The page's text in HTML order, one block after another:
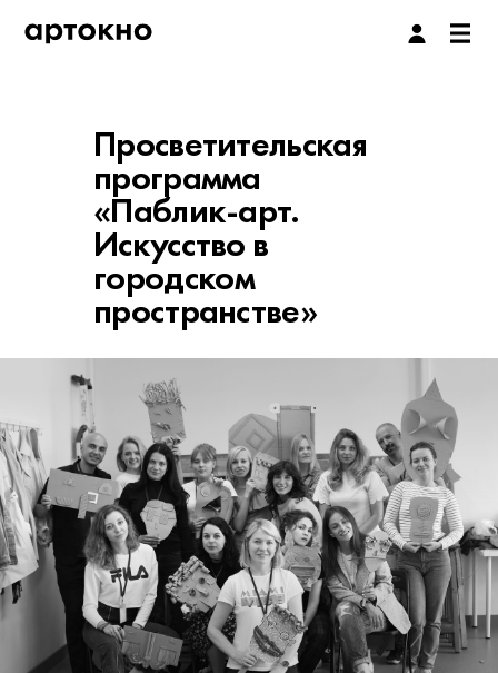
Просветительская
программа
«Паблик-арт.
Искусство в
городском
пространстве»